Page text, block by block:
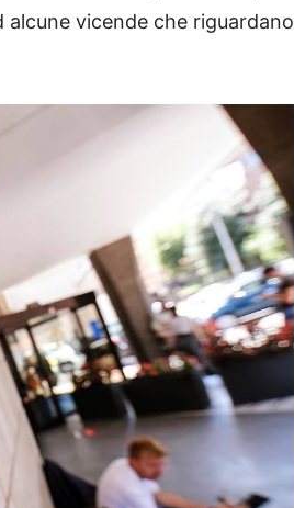
alcune vicende che riguardano